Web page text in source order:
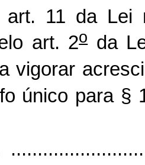
11 da Lei
art. 2oda
vigorar
único para §